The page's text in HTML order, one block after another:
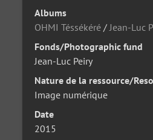
Albums
OHMI Téssékéré / Jean-Luc
Fonds/Photographic fund
Jean-Luc Peiry
Nature de la ressource/
Image numérique
Date
2015